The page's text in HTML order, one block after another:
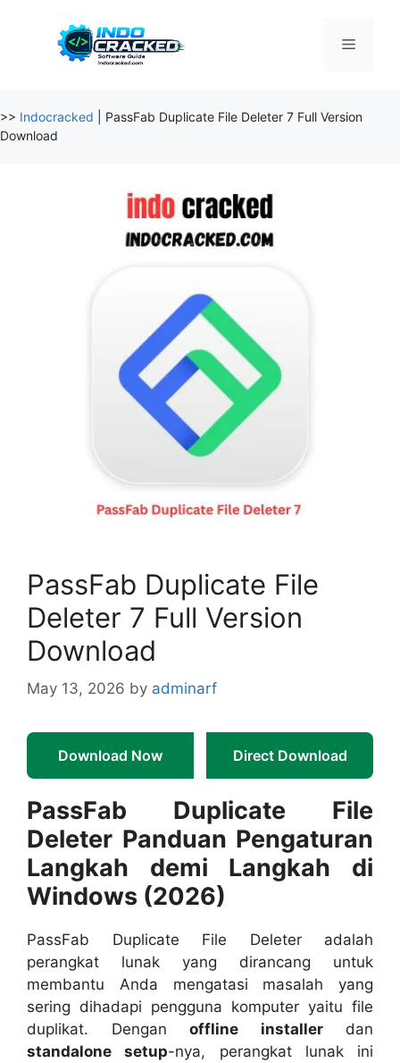
Menu
>> Indocracked
PassFab Duplicate File Deleter 7 Full Version
Download
PassFab Duplicate File
Deleter 7 Full Version
Download
May 13, 2026 by adminarf
Download Now Direct Download
PassFab Duplicate File
Deleter Panduan Pengaturan
Langkah demi Langkah di
Windows (2026)
PassFab Duplicate File Deleter adalah
perangkat lunak yang dirancang untuk
membantu Anda mengatasi masalah yang
sering dihadapi pengguna komputer yaitu file
duplikat. Dengan offline installerdan
standalone setup-nya, perangkat lunak ini